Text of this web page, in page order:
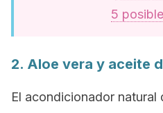
5
2. Aloe vera y aceite
El acondicionador natural